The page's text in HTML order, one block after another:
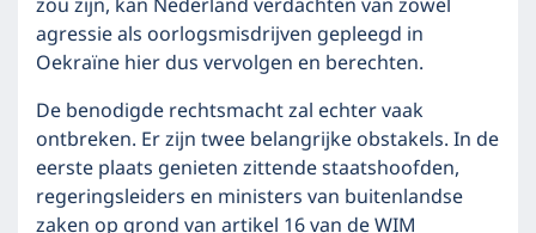
agressie als oorlogsmisdrijven gepleegd in
Oekraïne hier dus vervolgen en berechten.
De benodigde rechtsmacht zal echter vaak
ontbreken. Er zijn twee belangrijke obstakels. In de
eerste plaats genieten zittende staatshoofden,
regeringsleiders en ministers van buitenlandse
zaken op grond van artikel 16 van de WIM